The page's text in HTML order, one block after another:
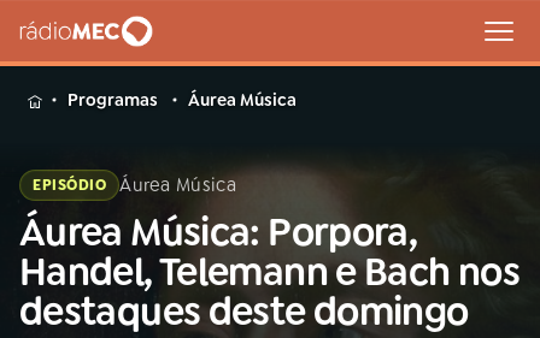
MENU
Buscar
na
Rádio
MEC
Buscar
Programas Áurea Música
EPISÓDIO Áurea Música
Áurea Música: Porpora,
Handel, Telemann e Bach nos
destaques deste domingo